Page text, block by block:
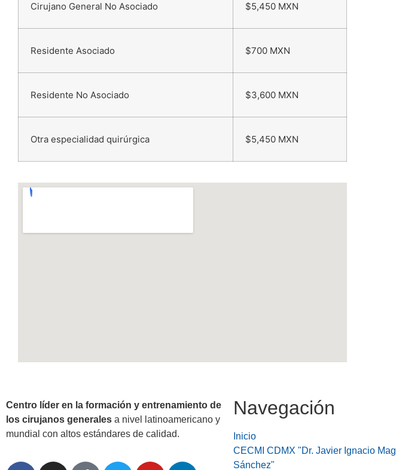
Cirujano General No Asociado $5,450 MXN
Residente Asociado $700 MXN
Residente No Asociado $3,600 MXN
Otra especialidad quirúrgica $5,450 MXN
Centro líder en la formación y entrenamiento de
los cirujanos generales a nivel latinoamericano y
mundial con altos estándares de calidad.
Navegación
Inicio
CECMI CDMX "Dr. Javier Ignacio
Sánchez"